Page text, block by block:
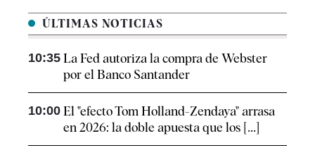
ÚLTIMAS NOTICIAS
10:35 La Fed autoriza la compra de Webster
por el Banco Santander
10:00 El "efecto Tom Holland-Zendaya" arrasa
en 2026: la doble apuesta que los [...]